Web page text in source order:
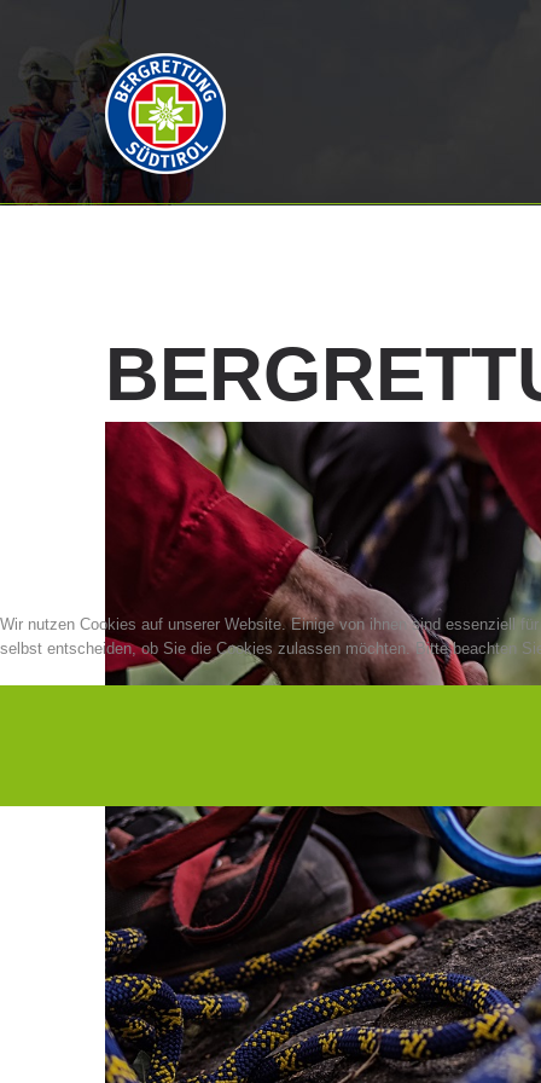
Wir nutzen Cookies auf unserer Website. Einige von ihnen sind essenziell
selbst entscheiden, ob Sie die Cookies zulassen möchten. Bitte beachten